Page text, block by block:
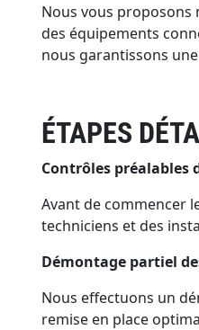
Nous vous proposons
des équipements
nous garantissons
ÉTAPES
Contrôles préalables
Avant de commencer
techniciens et des
Démontage partiel
Nous effectuons un
remise en place